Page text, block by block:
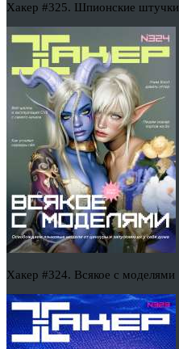
Хакер #325. Шпионские штучки
Хакер #324. Всякое с моделями